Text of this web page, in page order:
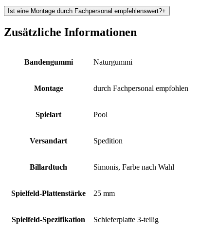
Ist eine Montage durch Fachpersonal empfehlenswert?+
Zusätzliche Informationen
Bandengummi Naturgummi
Montage durch Fachpersonal empfohlen
Spielart Pool
Versandart Spedition
Billardtuch Simonis, Farbe nach Wahl
Spielfeld-Plattenstärke 25 mm
Spielfeld-Spezifikation Schieferplatte 3-teilig